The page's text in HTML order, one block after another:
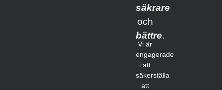
säkrare
och
bättre.
Vi är
engagerade
i att
säkerställa
att